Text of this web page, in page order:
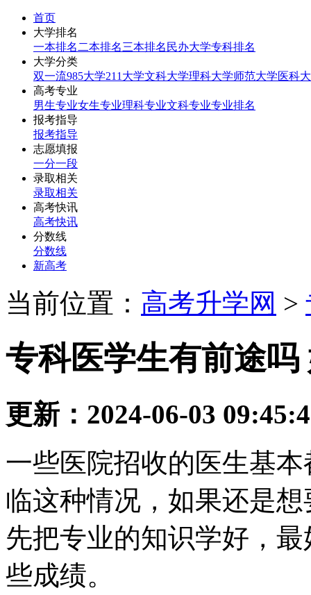
首页
大学排名
一本排名 二本排名三本排名 民办大学专科排名
大学分类
双一流985大学211大学文科大学理科大学师范大学医科
高考专业
男生专业女生专业理科专业文科专业专业排名
报考指导
报考指导
志愿填报
一分一段
录取相关
录取相关
高考快讯
高考快讯
分数线
分数线
新高考
当前位置： 高考升学网 >
专科医学生有前途吗
更新：2024-06-03
一些医院招收的医生基
临这种情况，如果还是
先把专业的知识学好，
些成绩。